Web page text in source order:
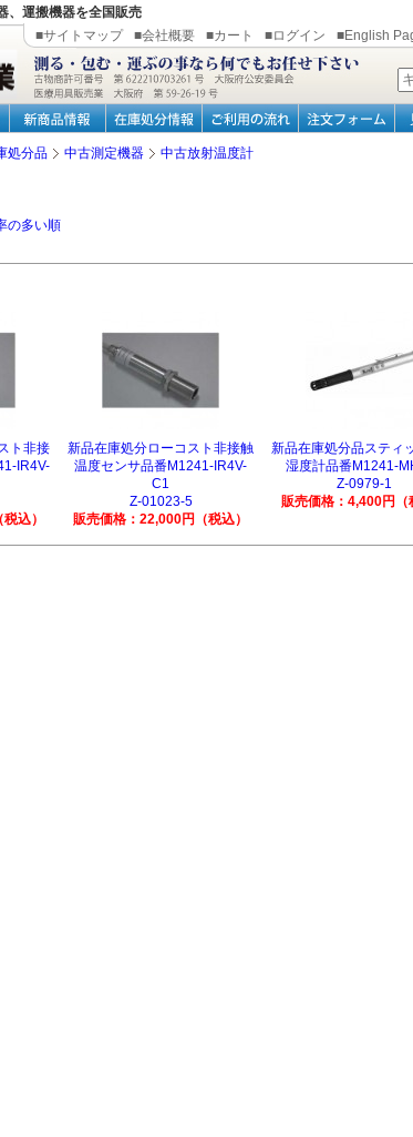
、運搬機器を全国販売
■サイトマップ
■会社概要 ■カート ■ログイン ■English
処分品 中古測定機器 中古放射温度計
の多い順
ト非接
IR4V-
込）
新品在庫処分ローコスト非接触
温度センサ品番M1241-IR4V-
C1
Z-01023-5
販売価格：22,000円（税込）
新品在庫処分品スティ
湿度計品番M1241-
Z-0979-1
販売価格：4,400円（